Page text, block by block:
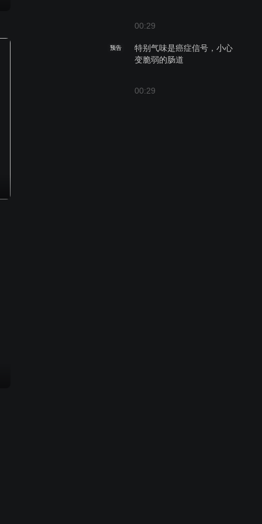
00:29
预告
特别气味是癌症信号，小心
变脆弱的肠道
00:29